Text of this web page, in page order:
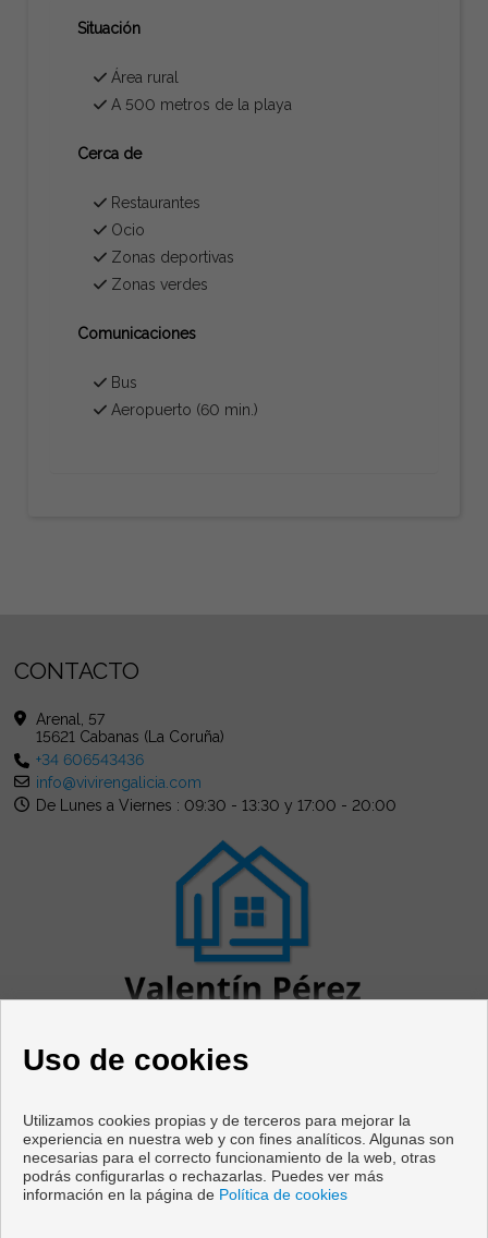
Situación
Área rural
A 500 metros de la playa
Cerca de
Restaurantes
Ocio
Zonas deportivas
Zonas verdes
Comunicaciones
Bus
Aeropuerto (60 min.)
CONTACTO
Arenal, 57
15621 Cabanas (La Coruña)
+34 606543436
info@vivirengalicia.com
De Lunes a Viernes : 09:30 - 13:30 y 17:00 - 20:00
Pisos y casas en venta en Cabanas
Uso de cookies
Utilizamos cookies propias y de terceros para mejorar la
experiencia en nuestra web y con fines analíticos. Algunas son
necesarias para el correcto funcionamiento de la web, otras
podrás configurarlas o rechazarlas. Puedes ver más
información en la página de Política de cookies